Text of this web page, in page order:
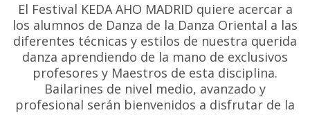
El Festival KEDA AHO MADRID quiere acercar a
los alumnos de Danza de la Danza Oriental a las
diferentes técnicas y estilos de nuestra querida
danza aprendiendo de la mano de exclusivos
profesores y Maestros de esta disciplina.
Bailarines de nivel medio, avanzado y
profesional serán bienvenidos a disfrutar de la